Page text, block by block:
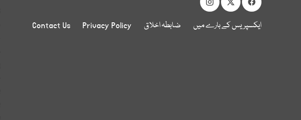
ایکسپریس کے بارے میں ضابطہ اخلاق Privacy Policy
Contact Us